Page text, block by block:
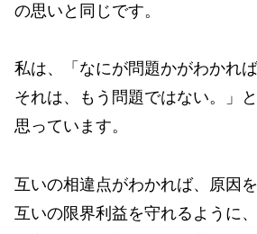
の思いと同じです。
私は、「なにが問題かがわかれば
それは、もう問題ではない。」と
思っています。
互いの相違点がわかれば、原因
互いの限界利益を守れるように